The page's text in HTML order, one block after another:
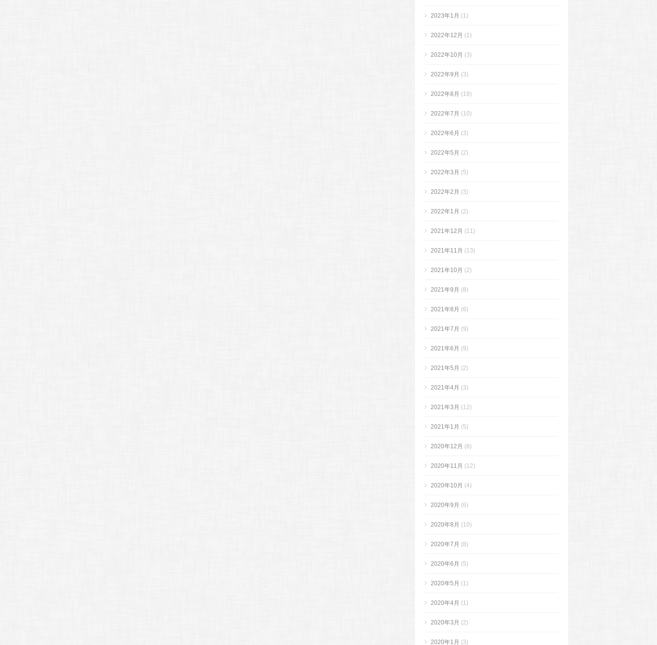
2023年1月 (1)
2022年12月 (1)
2022年10月 (3)
2022年9月 (3)
2022年8月 (18)
2022年7月 (10)
2022年6月 (3)
2022年5月 (2)
2022年3月 (5)
2022年2月 (3)
2022年1月 (2)
2021年12月 (11)
2021年11月 (13)
2021年10月 (2)
2021年9月 (8)
2021年8月 (6)
2021年7月 (9)
2021年6月 (9)
2021年5月 (2)
2021年4月 (3)
2021年3月 (12)
2021年1月 (5)
2020年12月 (8)
2020年11月 (12)
2020年10月 (4)
2020年9月 (6)
2020年8月 (10)
2020年7月 (8)
2020年6月 (5)
2020年5月 (1)
2020年4月 (1)
2020年3月 (2)
2020年1月 (3)